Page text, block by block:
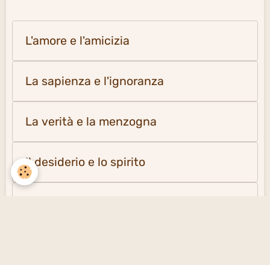
L'amore e l'amicizia
La sapienza e l'ignoranza
La verità e la menzogna
Il desiderio e lo spirito